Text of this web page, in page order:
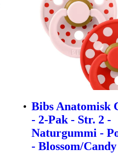
Bibs Anatomisk
- 2-Pak - Str. 2 -
Naturgummi -
- Blossom/